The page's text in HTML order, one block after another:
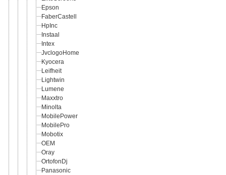
Epson
FaberCastell
HpInc
Instaal
Intex
JvclogoHome
Kyocera
Leifheit
Lightwin
Lumene
Maxxtro
Minolta
MobilePower
MobilePro
Mobotix
OEM
Oray
OrtofonDj
Panasonic